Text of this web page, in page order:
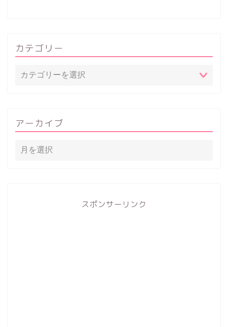
カテゴリー
アーカイブ
スポンサーリンク